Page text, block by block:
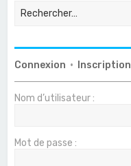
Connexion • Inscription
Nom d’utilisateur :
Mot de passe :